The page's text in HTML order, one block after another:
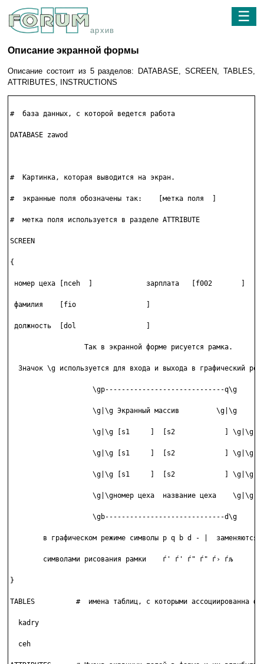
архив
☰
Описание экранной формы
Описание состоит из 5 разделов: DATABASE, SCREEN, TABLES,
ATTRIBUTES, INSTRUCTIONS
#  база данных, с которой ведется работа
DATABASE zawod
#  Картинка, которая выводится на экран.
#  экранные поля обозначены так:    [метка поля  ]
#  метка поля используется в разделе ATTRIBUТЕ
SCREEN
{
номер цеха [nceh  ]             зарплата   [f002       ]
фамилия    [fio                 ]
должность  [dol                 ]
                  Так в экранной форме рисуется рамка.
Значок \g используется для входа и выхода в графический
                    \gp-----------------------------q\g
                    \g|\g Экранный массив         \g|\g
                    \g|\g [s1     ]  [s2            ] \g|\g
                    \g|\g [s1     ]  [s2            ] \g|\g
                    \g|\g [s1     ]  [s2            ] \g|\g
                    \g|\gномер цеха  название цеха    \g|\g
                    \gb-----------------------------d\g
        в графическом режиме символы р q b d - |  заменяются
        символами рисования рамки    ѓ' ѓ' ѓ" ѓ" ѓ› ѓљ
}
TABLES          #  имена таблиц, с которыми ассоциированна
  kadry
  ceh